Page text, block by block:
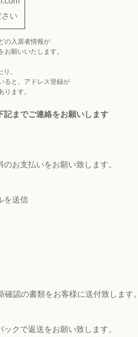
い
の入居者情報が
願いいたします。
、
ると、アドレス登録が
ます。
までご連絡をお願いします
お支払いをお願い致します。
を送信
認の書類をお客様に送付致します。
クで返送をお願い致します。